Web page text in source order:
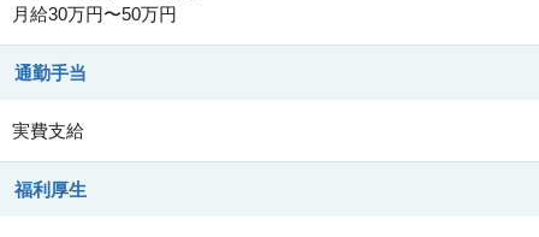
月給30万円〜50万円
通勤手当
実費支給
福利厚生